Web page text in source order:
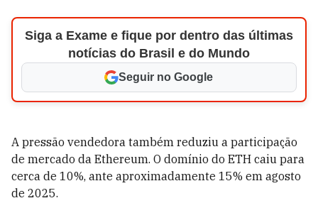
Siga a Exame e fique por dentro das últimas
notícias do Brasil e do Mundo
Seguir no Google
A pressão vendedora também reduziu a participação
de mercado da Ethereum. O domínio do ETH caiu para
cerca de 10%, ante aproximadamente 15% em agosto
de 2025.